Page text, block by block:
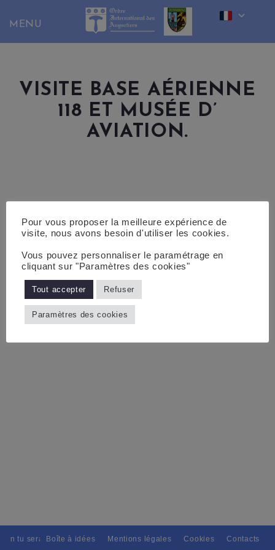
content
VISITE BASE AÉRIENNE
118 ET MUSÉE D’
AVIATION.
tu seras, Pour tous avec discernement. // L'amitié tu
Boîte à idées Mentions légales Cookies Contacts
Pour vous proposer la meilleure expérience de
visite, nous avons besoin d'utiliser les cookies.
Vous pouvez personnaliser le paramétrage en
cliquant sur "Paramètres des cookies"
Tout accepter Refuser
Paramètres des cookies